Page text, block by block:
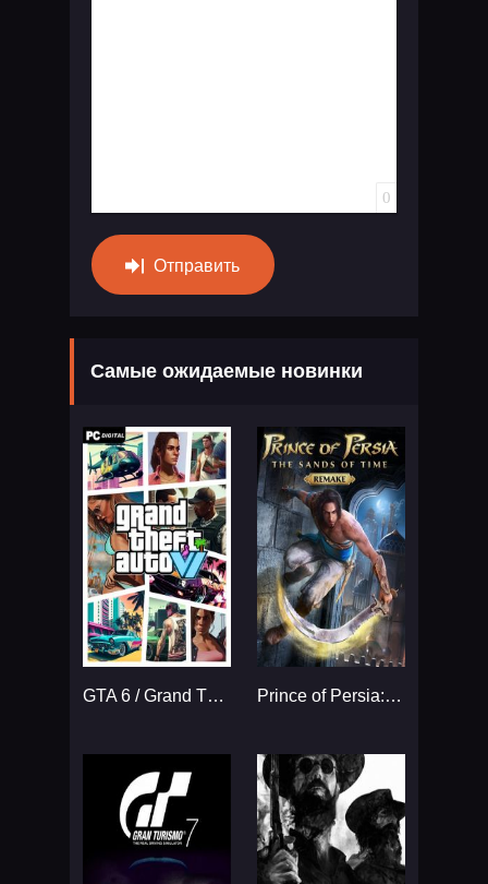
0
Отправить
Самые ожидаемые новинки
GTA 6 / Grand Theft Auto VI Prince of Persia: The Sands